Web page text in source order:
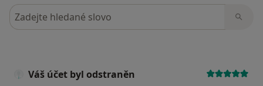
Hledejte v názorech
Váš účet byl odstraněn